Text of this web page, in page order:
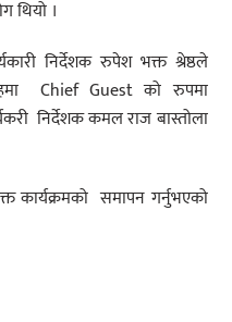
थियो ।
निर्देशक रुपेश भक्त श्रेष्ठले
Chief Guest को रुपमा
निर्देशक कमल राज बास्तोला
कार्यक्रमको समापन गर्नुभएको